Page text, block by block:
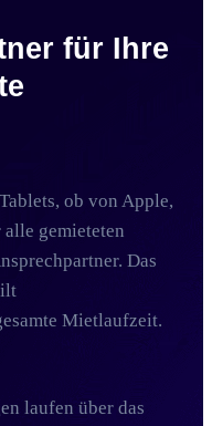
für Ihre
ob von Apple,
alle gemieteten
Das
Mietlaufzeit.
laufen über das